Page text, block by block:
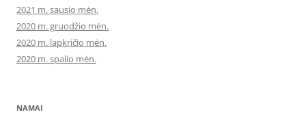
2021 m. sausio mėn.
2020 m. gruodžio mėn.
2020 m. lapkričio mėn.
2020 m. spalio mėn.
NAMAI